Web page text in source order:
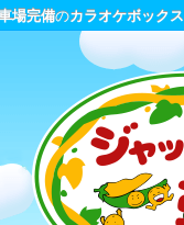
場完備のカラオケボックス